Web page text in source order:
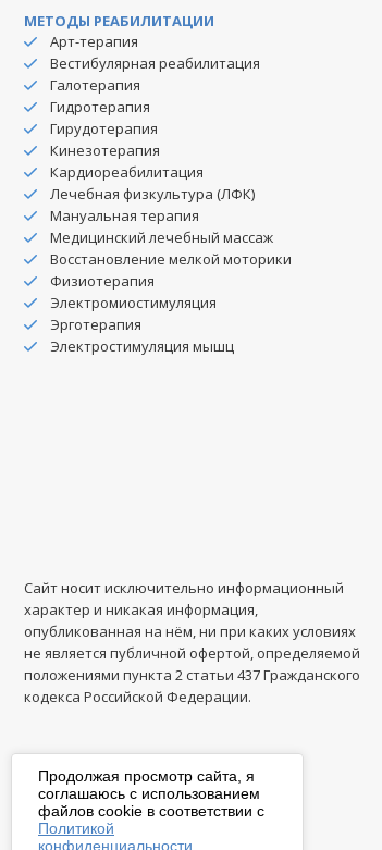
МЕТОДЫ РЕАБИЛИТАЦИИ
Арт-терапия
Вестибулярная реабилитация
Галотерапия
Гидротерапия
Гирудотерапия
Кинезотерапия
Кардиореабилитация
Лечебная физкультура (ЛФК)
Мануальная терапия
Медицинский лечебный массаж
Восстановление мелкой моторики
Физиотерапия
Электромиостимуляция
Эрготерапия
Электростимуляция мышц
Сайт носит исключительно информационный
характер и никакая информация,
опубликованная на нём, ни при каких условиях
не является публичной офертой, определяемой
положениями пункта 2 статьи 437 Гражданского
кодекса Российской Федерации.
Продолжая просмотр сайта, я
соглашаюсь с использованием
файлов cookie в соответствии с
Политикой
конфиденциальности